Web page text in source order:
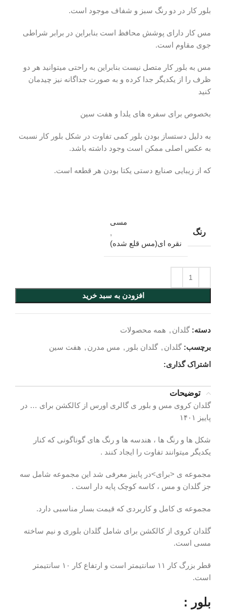
بلور کار در دو رنگ سبز و شفاف موجود است.
مس کار دارای پوشش محافظ است بنابراین در برابر شراطی
جوی مقاوم است.
مس به بلور کار متصل نیست بنابراین به راحتی میتوانید هر دو
ظرف را از یکدیگر جدا کرده و به صورت جداگانه نیز چیدمان
کنید
بخصوص برای سفره های یلدا و هفت سین
به دلیل دستساز بودن بلور کمی تفاوت در شکل بلور کار نسبت
به عکس اصلی ممکن است وجود داشته باشد.
که از زیبایی صنایع دستی یکتا بودن هر قطعه است.
رنگ
مسی
,
نقره ای(مس قلع شده)
افزودن به سبد خرید
دسته: گلدان , همه محصولات
برچسب: گلدان , گلدان بلور , مس مدرن , هفت سین
اشتراک گذاری:
توضیحات
گلدان کروی مس و بلور ی گالری اورس از کالکشن برای … در
پاییز ۱۴۰۱
شکل ها و رنگ ها ، هندسه ها و رنگ های گوناگونی که کنار
یکدیگر میتوانند تفاوت را ایجاد کنند .
مجموعه ی <برای>در پاییز معرفی شد این مجموعه شامل سه
جز گلدان و مس ، کاسه کوچک پایه دار است .
مجموعه ی کامل و کاربردی که قیمت بسار مناسبی دارد.
گلدان کروی از کالکشن برای شامل گلدان بلوری و نیم ساخته
مسی است.
قطر بزرگ کار ۱۱ سانتیمتر است و ارتفاع کار ۱۰ سانتیمتر
است.
بلور :